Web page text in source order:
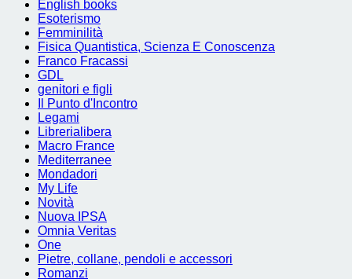
English books
Esoterismo
Femminilità
Fisica Quantistica, Scienza E Conoscenza
Franco Fracassi
GDL
genitori e figli
Il Punto d'Incontro
Legami
Librerialibera
Macro France
Mediterranee
Mondadori
My Life
Novità
Nuova IPSA
Omnia Veritas
One
Pietre, collane, pendoli e accessori
Romanzi